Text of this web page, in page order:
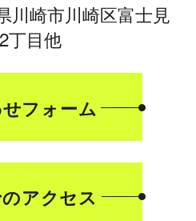
川崎市川崎区富士見
丁目他
フォーム
アクセス